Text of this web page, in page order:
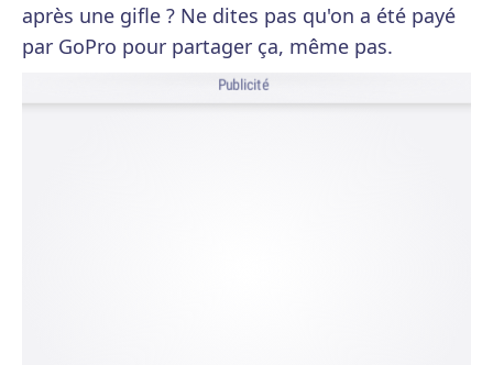
après une gifle ? Ne dites pas qu'on a été payé
par GoPro pour partager ça, même pas.
Publicité